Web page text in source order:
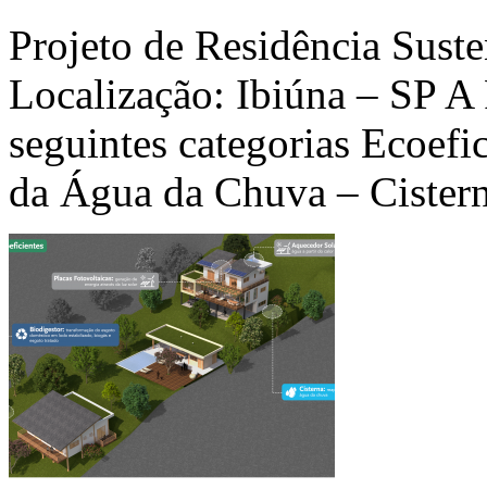
Projeto de Residência
Localização: Ibiúna – SP
seguintes categorias
da Água da Chuva –